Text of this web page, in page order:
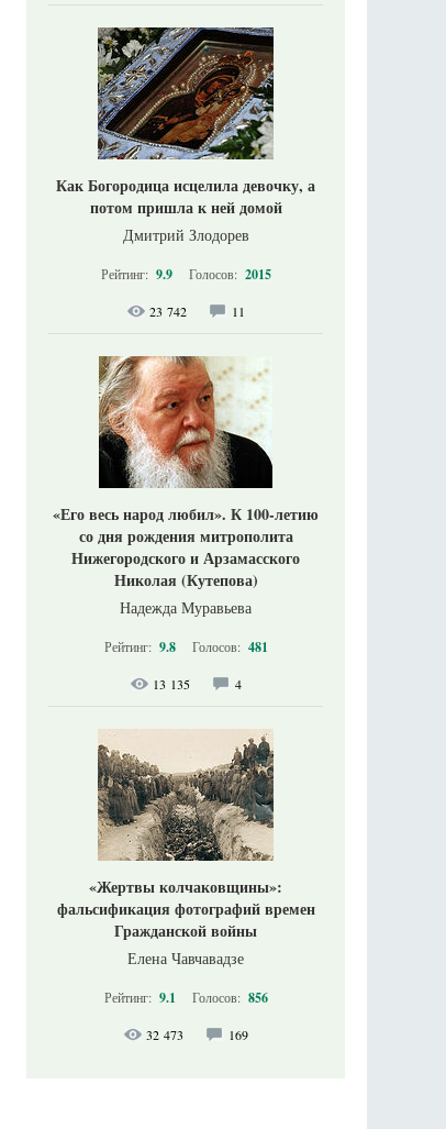
Как Богородица исцелила девочку, а
потом пришла к ней домой
Дмитрий Злодорев
Рейтинг: 9.9 Голосов: 2015
23 742 11
«Его весь народ любил». К 100-летию
со дня рождения митрополита
Нижегородского и Арзамасского
Николая (Кутепова)
Надежда Муравьева
Рейтинг: 9.8 Голосов: 481
13 135 4
«Жертвы колчаковщины»:
фальсификация фотографий времен
Гражданской войны
Елена Чавчавадзе
Рейтинг: 9.1 Голосов: 856
32 473 169